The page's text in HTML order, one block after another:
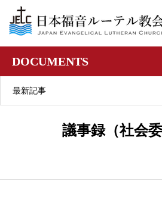
DOCUMENTS
最新記事
議事録（社会委